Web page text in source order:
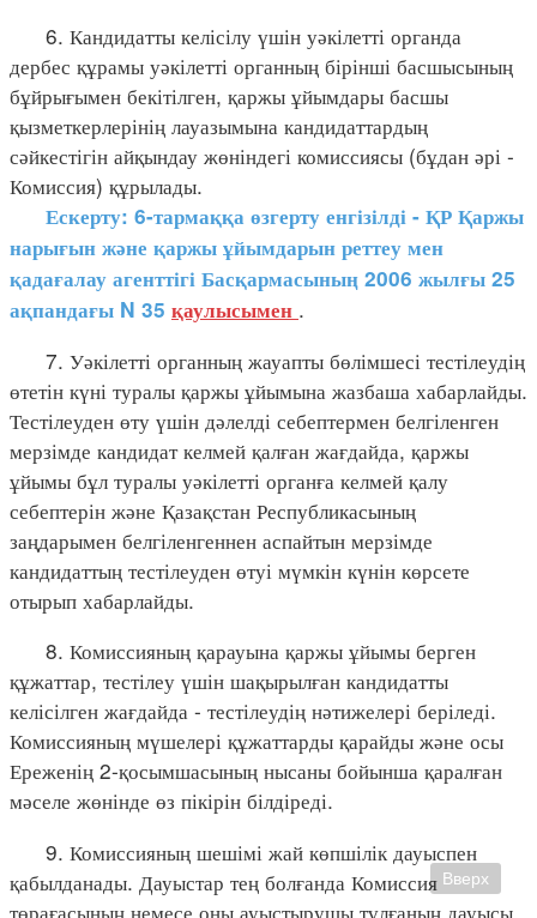
6. Кандидатты келісілу үшін уәкілетті органда
дербес құрамы уәкілетті органның бірінші басшысының
бұйрығымен бекітілген, қаржы ұйымдары басшы
қызметкерлерінің лауазымына кандидаттардың
сәйкестігін айқындау жөніндегі комиссиясы (бұдан әрі -
Комиссия) құрылады.
Ескерту: 6-тармаққа өзгерту енгізілді - ҚР Қаржы
нарығын және қаржы ұйымдарын реттеу мен
қадағалау агенттігі Басқармасының 2006 жылғы 25
ақпандағы N 35 қаулысымен .
7. Уәкілетті органның жауапты бөлімшесі тестілеудің
өтетін күні туралы қаржы ұйымына жазбаша хабарлайды.
Тестілеуден өту үшін дәлелді себептермен белгіленген
мерзімде кандидат келмей қалған жағдайда, қаржы
ұйымы бұл туралы уәкілетті органға келмей қалу
себептерін және Қазақстан Республикасының
заңдарымен белгіленгеннен аспайтын мерзімде
кандидаттың тестілеуден өтуі мүмкін күнін көрсете
отырып хабарлайды.
8. Комиссияның қарауына қаржы ұйымы берген
құжаттар, тестілеу үшін шақырылған кандидатты
келісілген жағдайда - тестілеудің нәтижелері беріледі.
Комиссияның мүшелері құжаттарды қарайды және осы
Ереженің 2-қосымшасының нысаны бойынша қаралған
мәселе жөнінде өз пікірін білдіреді.
9. Комиссияның шешімі жай көпшілік дауыспен
қабылданады. Дауыстар тең болғанда Комиссия
төрағасының немесе оны ауыстырушы тұлғаның дауысы
Вверх